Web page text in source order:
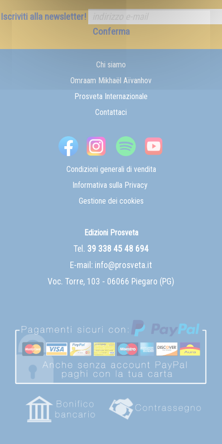
Iscriviti alla newsletter!
Conferma
Chi siamo
Omraam Mikhaël Aïvanhov
Prosveta Internazionale
Contattaci
Condizioni generali di vendita
Informativa sulla Privacy
Gestione dei cookies
Edizioni Prosveta
Tel. 39 338 45 48 694
E-mail: info@prosveta.it
Voc. Torre, 103 - 06066 Piegaro (PG)